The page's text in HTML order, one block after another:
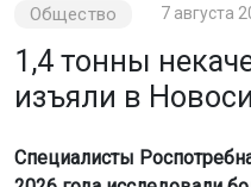
Общество 7 августа
1,4 тонны
изъяли в
Специалисты